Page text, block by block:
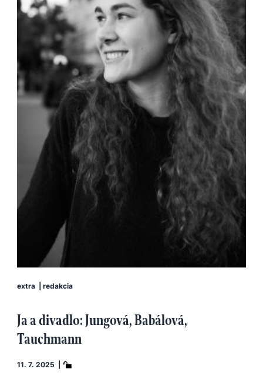
extra redakcia
Ja a divadlo: Jungová, Babálová,
Tauchmann
11. 7. 2025 |